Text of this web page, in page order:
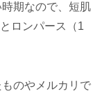
期なので、短肌
ロンパース（1
のやメルカリで